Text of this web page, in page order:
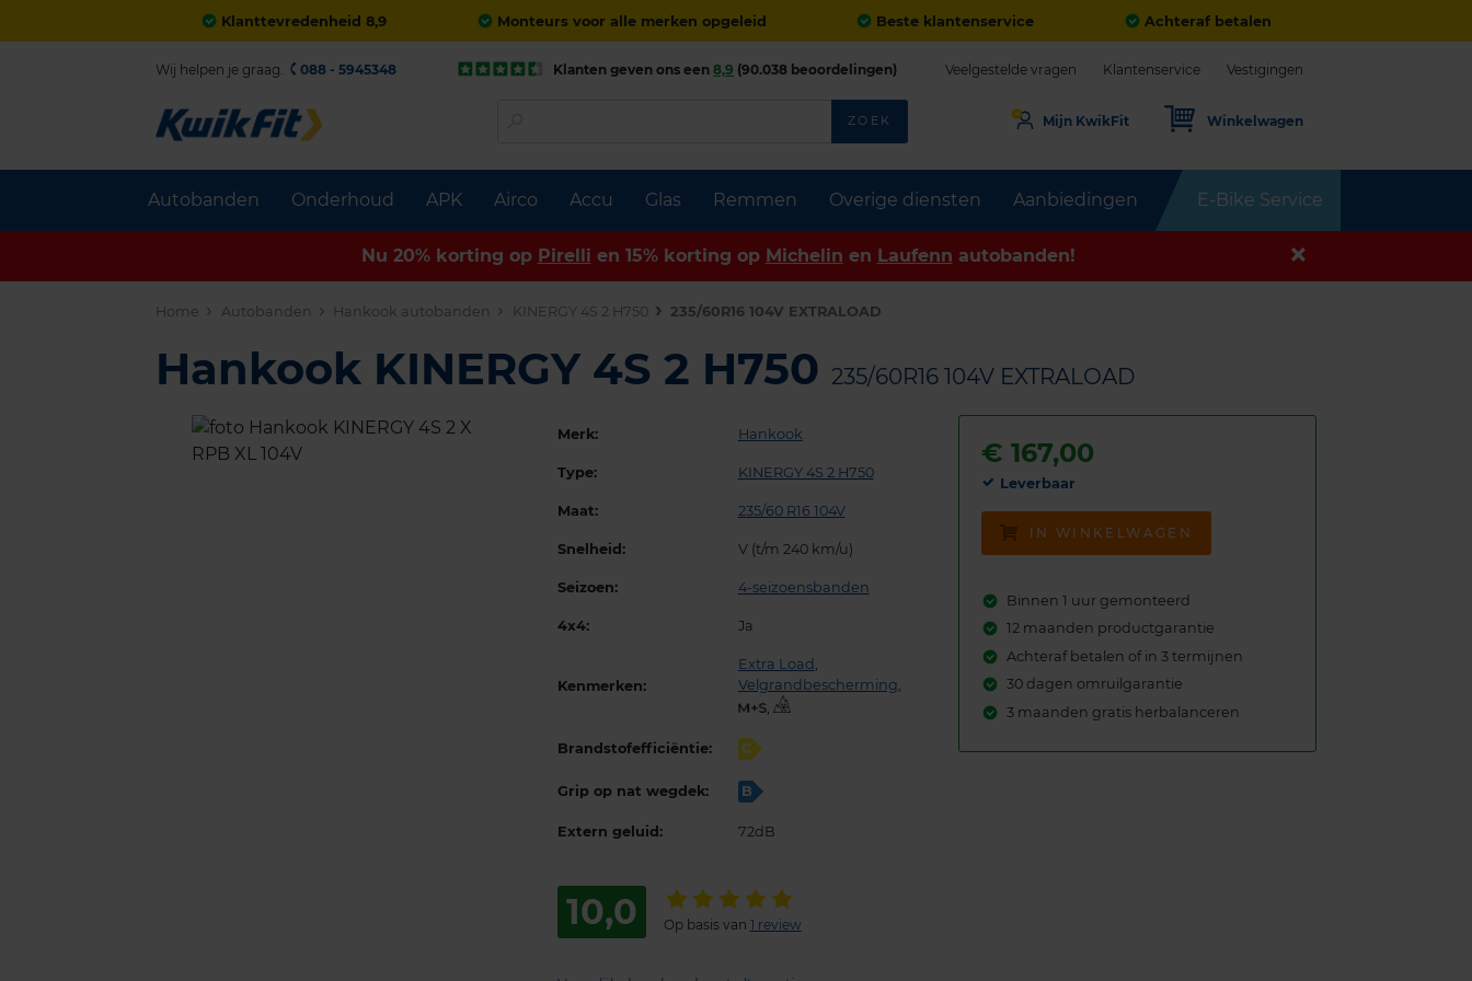
Klanttevredenheid 8,9 Monteurs voor alle merken opgeleid Beste klantenservice Achteraf betalen
Autobanden Onderhoud APK Airco Accu Glas Remmen Overige diensten Aanbiedingen E-Bike Service
Wij helpen je graag. 088 - 5945348 Klanten geven ons een 8,9 (90.038 beoordelingen) Veelgestelde vragen Klantenservice Vestigingen
ZOEK Mijn KwikFit Winkelwagen
Nu 20% korting op Pirelli en 15% korting op Michelin en Laufenn autobanden!
Home Autobanden Hankook autobanden KINERGY 4S 2 H750 235/60R16 104V EXTRALOAD
Hankook KINERGY 4S 2 H750 235/60R16 104V EXTRALOAD
Merk: Hankook
Type: KINERGY 4S 2 H750
Maat: 235/60 R16 104V
Snelheid: V (t/m 240 km/u)
Seizoen: 4-seizoensbanden
4x4: Ja
Kenmerken:
Extra Load ,
Velgrandbescherming,
,
Brandstofefficiëntie: C
Grip op nat wegdek: B
Extern geluid: 72dB
10,0 Op basis van 1 review
€167,00
Leverbaar
IN WINKELWAGEN
Binnen 1 uur gemonteerd
12 maanden productgarantie
Achteraf betalen of in 3 termijnen
30 dagen omruilgarantie
3 maanden gratis herbalanceren